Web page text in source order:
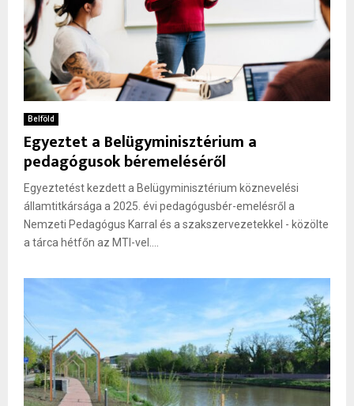
Belföld
Egyeztet a Belügyminisztérium a
pedagógusok béremeléséről
Egyeztetést kezdett a Belügyminisztérium köznevelési
államtitkársága a 2025. évi pedagógusbér-emelésről a
Nemzeti Pedagógus Karral és a szakszervezetekkel - közölte
a tárca hétfőn az MTI-vel....